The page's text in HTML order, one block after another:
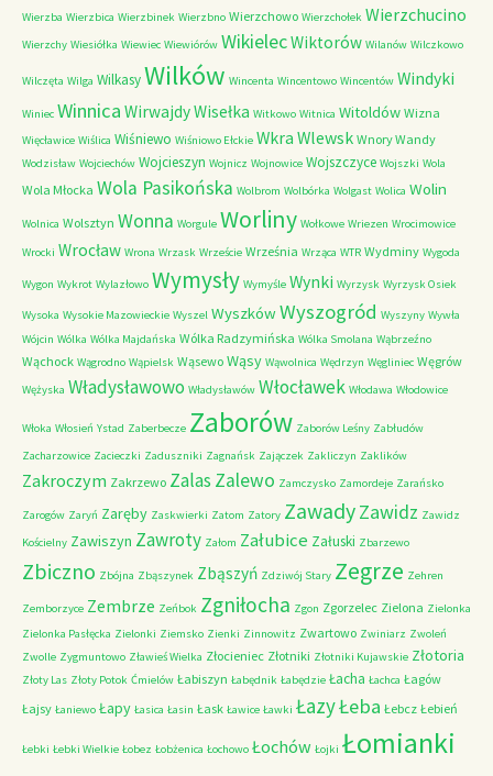
Wierzba Wierzbica Wierzbinek Wierzbno Wierzchowo Wierzchołek Wierzchucino
Wierzchy Wiesiółka Wiewiec Wiewiórów WikielecWiktorów Wilanów Wilczkowo
Wilczęta Wilga WilkasyWilków Wincenta Wincentowo Wincentów Windyki
Winiec Winnica WirwajdyWisełka Witkowo Witnica Witoldów Wizna
Więcławice Wiślica Wiśniewo Wiśniowo Ełckie Wkra Wlewsk Wnory Wandy
Wodzisław Wojciechów Wojcieszyn Wojnicz Wojnowice Wojszczyce Wojszki Wola
Wola Młocka Wola Pasikońska Wolbrom Wolbórka Wolgast Wolica Wolin
Wolnica Wolsztyn Wonna Worgule Worliny Wołkowe Wriezen Wrocimowice
Wrocki Wrocław Wrona Wrzask Wrzeście Września Wrząca WTR Wydminy Wygoda
Wygon Wykrot Wylazłowo Wymysły Wymyśle Wynki Wyrzysk Wyrzysk Osiek
Wysoka Wysokie Mazowieckie Wyszel WyszkówWyszogród Wyszyny Wywła
Wójcin Wólka Wólka Majdańska Wólka Radzymińska Wólka Smolana Wąbrzeźno
Wąchock Wągrodno Wąpielsk Wąsewo Wąsy Wąwolnica Wędrzyn Węgliniec Węgrów
Wężyska Władysławowo Władysławów Włocławek Włodawa Włodowice
Włoka Włosień Ystad Zaberbecze Zaborów Zaborów Leśny Zabłudów
Zacharzowice Zacieczki Zaduszniki Zagnańsk Zajączek Zakliczyn Zaklików
Zakroczym Zakrzewo ZalasZalewo Zamczysko Zamordeje Zarańsko
Zarogów Zaryń Zaręby Zaskwierki Zatom Zatory ZawadyZawidz Zawidz
Kościelny Zawiszyn Zawroty Załom Załubice Załuski Zbarzewo
Zbiczno Zbójna Zbąszynek Zbąszyń Zdziwój Stary Zegrze Zehren
Zemborzyce Zembrze Zeńbok Zgniłocha Zgon Zgorzelec Zielona Zielonka
Zielonka Pasłęcka Zielonki Ziemsko Zienki Zinnowitz Zwartowo Zwiniarz Zwoleń
Zwolle Zygmuntowo Zławieś Wielka Złocieniec Złotniki Złotniki Kujawskie Złotoria
Złoty Las Złoty Potok Ćmielów Łabiszyn Łabędnik Łabędzie Łacha Łachca Łagów
Łajsy Łaniewo Łapy Łasica Łasin Łask Ławice Ławki ŁazyŁeba Łebcz Łebień
Łebki Łebki Wielkie Łobez Łobżenica Łochowo Łochów Łojki Łomianki